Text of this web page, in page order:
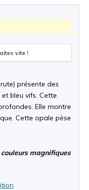
vite !
présente des
bleu vifs. Cette
Elle montre
Cette opale pèse
magnifiques